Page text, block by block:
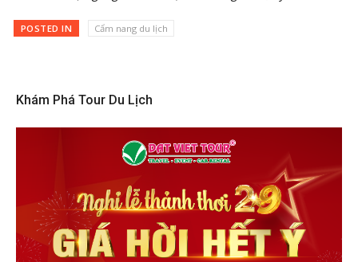
POSTED IN Cẩm nang du lịch
Khám Phá Tour Du Lịch